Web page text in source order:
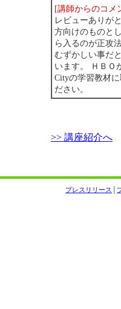
[講師からのコメ
レビューありが
方向けのものと
ら入るのが正攻
むずかしい事だ
います。 ＨＢＯ
Cityの学習教材
ださい。
>> 講座紹介へ
プレスリリース